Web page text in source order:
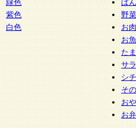
緑色
紫色
白色
ぱん
野
お
お
た
サ
シ
そ
お
お